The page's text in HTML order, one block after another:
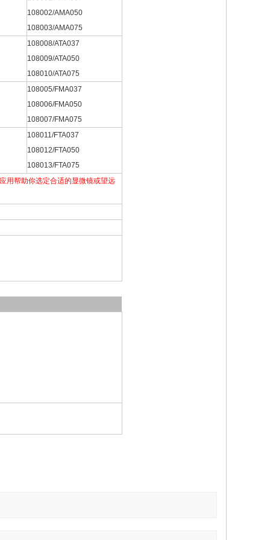
108002/AMA050
108003/AMA075
108008/ATA037
108009/ATA050
108010/ATA075
108005/FMA037
108006/FMA050
108007/FMA075
108011/FTA037
108012/FTA050
108013/FTA075
用帮助你选定合适的显微镜或望远